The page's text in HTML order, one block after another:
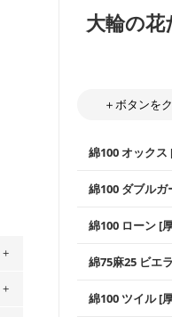
大輪の花
＋ボタンを
綿100 オック
使いやすさ
通気性の高さが
縫いやすいため
※レッスンバッ
綿100 ダブル
柔らかくふん
やハンカチなど
シーズンで活
綿100 ローン [
上質で薄手の
手触りの良さが
綿75麻25 ビエ
綿100 ツイル [